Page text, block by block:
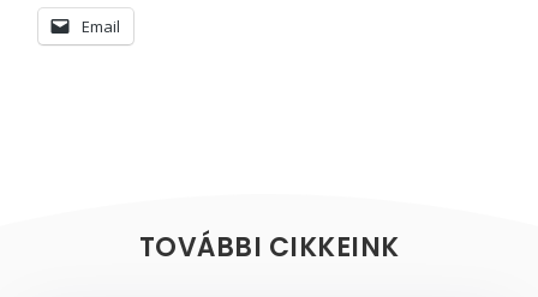
Email
TOVÁBBI CIKKEINK